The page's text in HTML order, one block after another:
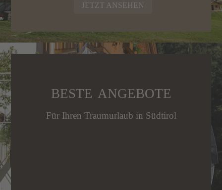
JETZT ANSEHEN
BESTE ANGEBOTE
Für Ihren Traumurlaub in Südtirol